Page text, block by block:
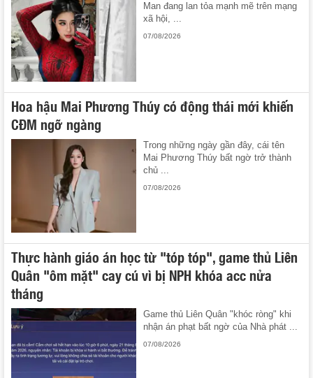
Man đang lan tỏa mạnh mẽ trên mạng
xã hội, ...
07/08/2026
Hoa hậu Mai Phương Thúy có động thái mới khiến
CĐM ngỡ ngàng
Trong những ngày gần đây, cái tên
Mai Phương Thúy bất ngờ trở thành
chủ ...
07/08/2026
Thực hành giáo án học từ "tóp tóp", game thủ Liên
Quân "ôm mặt" cay cú vì bị NPH khóa acc nửa
tháng
Game thủ Liên Quân "khóc ròng" khi
nhận án phạt bất ngờ của Nhà phát ...
07/08/2026